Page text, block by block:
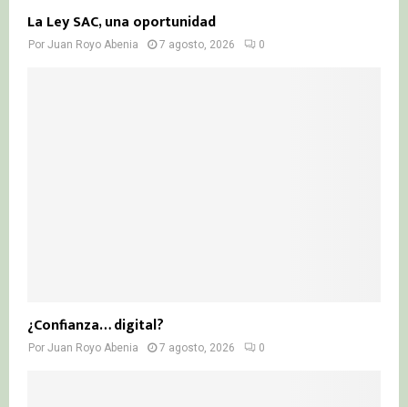
La Ley SAC, una oportunidad
Por Juan Royo Abenia 7 agosto, 2026 0
¿Confianza… digital?
Por Juan Royo Abenia 7 agosto, 2026 0